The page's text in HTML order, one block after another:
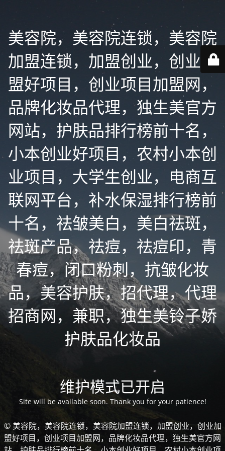
美容院，美容院连锁，美容院
加盟连锁，加盟创业，创业加
盟好项目，创业项目加盟网，
品牌化妆品代理，独生美官方
网站，护肤品排行榜前十名，
小本创业好项目，农村小本创
业项目，大学生创业，电商互
联网平台，补水保湿排行榜前
十名，祛皱美白，美白祛斑，
祛斑产品，祛痘，祛痘印，青
春痘，闭口粉刺，抗皱化妆
品，美容护肤，招代理，代理
招商网，兼职，独生美铃子娇
护肤品化妆品
维护模式已开启
Site will be available soon. Thank you for your patience!
© 美容院，美容院连锁，美容院加盟连锁，加盟创业，创业加
盟好项目，创业项目加盟网，品牌化妆品代理，独生美官方网